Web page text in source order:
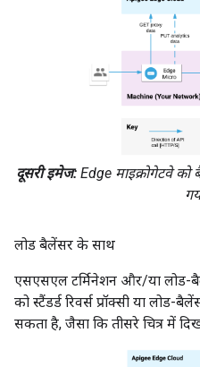
दूसरी इमेज: Edge माइक्रोगेटवे
लोड बैलेंसर के साथ
एसएसएल टर्मिनेशन और/या लोड-
को स्टैंडर्ड रिवर्स प्रॉक्सी या लोड-
सकता है, जैसा कि तीसरे चित्र में